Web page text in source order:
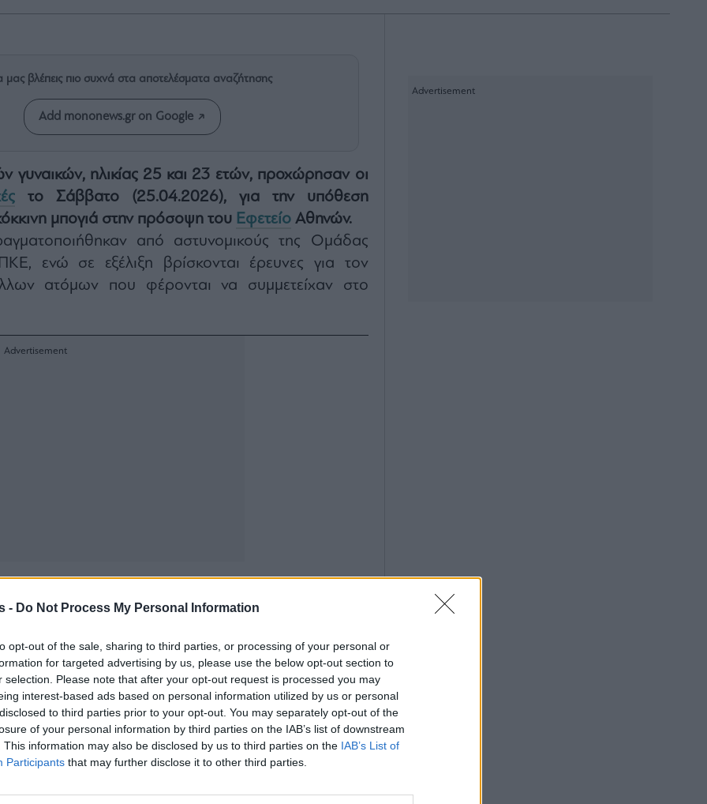
- Do Not Process My Personal Information
opt-out of the sale, sharing to third parties, or processing of your personal or
for targeted advertising by us, please use the below opt-out section to
selection. Please note that after your opt-out request is processed you may
interest-based ads based on personal information utilized by us or personal
to third parties prior to your opt-out. You may separately opt-out of the
of your personal information by third parties on the IAB’s list of downstream
This information may also be disclosed by us to third parties on the IAB’s List of
Participants that may further disclose it to other third parties.
μας βλέπεις πιο συχνά στα αποτελέσματα αναζήτησης
Add mononews.gr on Google
γυναικών, ηλικίας 25 και 23 ετών, προχώρησαν οι
το Σάββατο (25.04.2026), για την υπόθεση
μπογιά στην πρόσοψη του Εφετείο Αθηνών.
από αστυνομικούς της Ομάδας
ενώ σε εξέλιξη βρίσκονται έρευνες για τον
ατόμων που φέρονται να συμμετείχαν στο